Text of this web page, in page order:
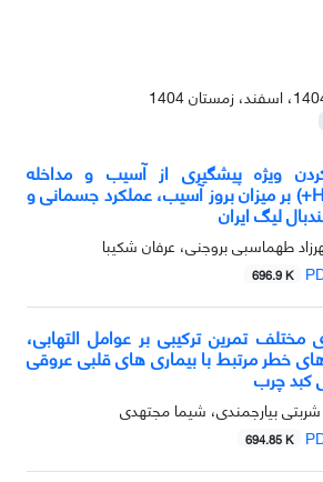
ویژه پیشگیری از آسیب و مداخله
روانشناختی (Handball+) بر میزان بروز آسیب، عملکرد جسمانی و
لیگ ایران
طهماسبی بروجنی، عرفان شکیبا
696.9 K
تمرین ترکیبی بر عوامل التهابی،
خطر مرتبط با بیماری های قلبی عروقی
کبد چرب
بیارجمندی، شیما مجتهدی
694.85 K